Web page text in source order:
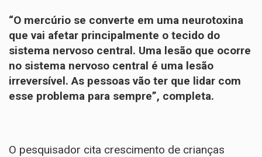
“O mercúrio se converte em uma neurotoxina
que vai afetar principalmente o tecido do
sistema nervoso central. Uma lesão que ocorre
no sistema nervoso central é uma lesão
irreversível. As pessoas vão ter que lidar com
esse problema para sempre”, completa.
O pesquisador cita crescimento de crianças